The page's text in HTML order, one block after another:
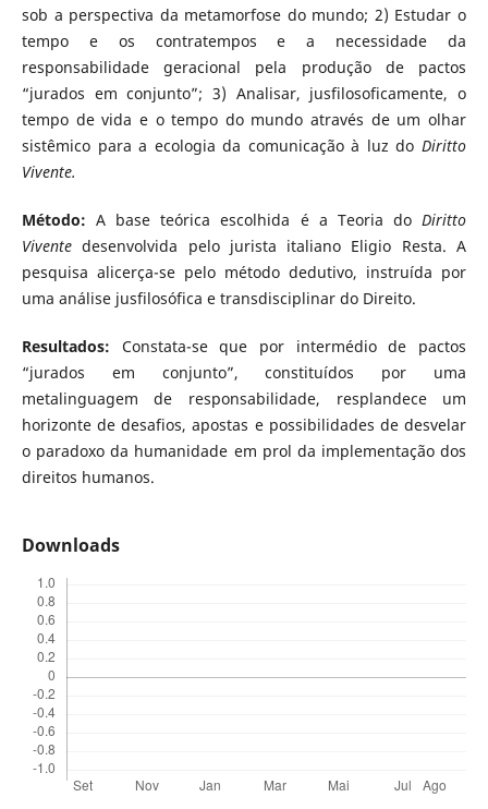
sob a perspectiva da metamorfose do mundo; 2) Estudar o
tempo e os contratempos e a necessidade da
responsabilidade geracional pela produção de pactos
“jurados em conjunto”; 3) Analisar, jusfilosoficamente, o
tempo de vida e o tempo do mundo através de um olhar
sistêmico para a ecologia da comunicação à luz doDiritto
Vivente.
Método:A base teórica escolhida é a Teoria doDiritto
Viventedesenvolvida pelo jurista italiano Eligio Resta. A
pesquisa alicerça-se pelo método dedutivo, instruída por
uma análise jusfilosófica e transdisciplinar do Direito.
Resultados: Constata-se que por intermédio de pactos
“jurados em conjunto”, constituídos por uma
metalinguagem de responsabilidade, resplandece um
horizonte de desafios, apostas e possibilidades de desvelar
o paradoxo da humanidade em prol da implementação dos
direitos humanos.
Downloads